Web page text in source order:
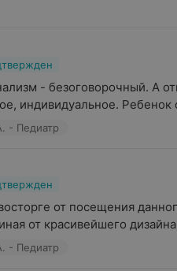
- безоговорочный. А
индивидуальное.
- Педиатр
от посещения
от красивейшего
- Педиатр